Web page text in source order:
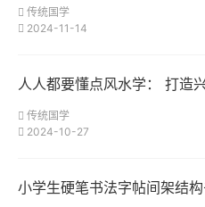
传统国学
2024-11-14
人人都要懂点风水学： 打造
传统国学
2024-10-27
小学生硬笔书法字帖间架结